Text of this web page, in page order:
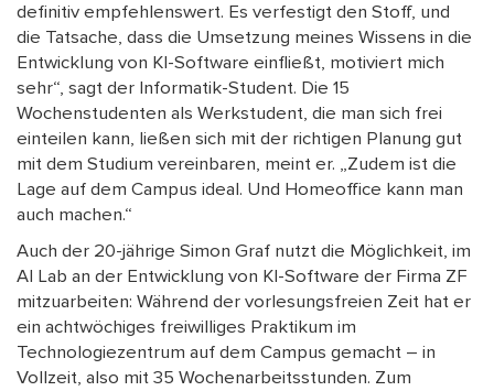
definitiv empfehlenswert. Es verfestigt den Stoff, und
die Tatsache, dass die Umsetzung meines Wissens in die
Entwicklung von KI-Software einfließt, motiviert mich
sehr“, sagt der Informatik-Student. Die 15
Wochenstudenten als Werkstudent, die man sich frei
einteilen kann, ließen sich mit der richtigen Planung gut
mit dem Studium vereinbaren, meint er. „Zudem ist die
Lage auf dem Campus ideal. Und Homeoffice kann man
auch machen.“
Auch der 20-jährige Simon Graf nutzt die Möglichkeit, im
AI Lab an der Entwicklung von KI-Software der Firma ZF
mitzuarbeiten: Während der vorlesungsfreien Zeit hat er
ein achtwöchiges freiwilliges Praktikum im
Technologiezentrum auf dem Campus gemacht – in
Vollzeit, also mit 35 Wochenarbeitsstunden. Zum